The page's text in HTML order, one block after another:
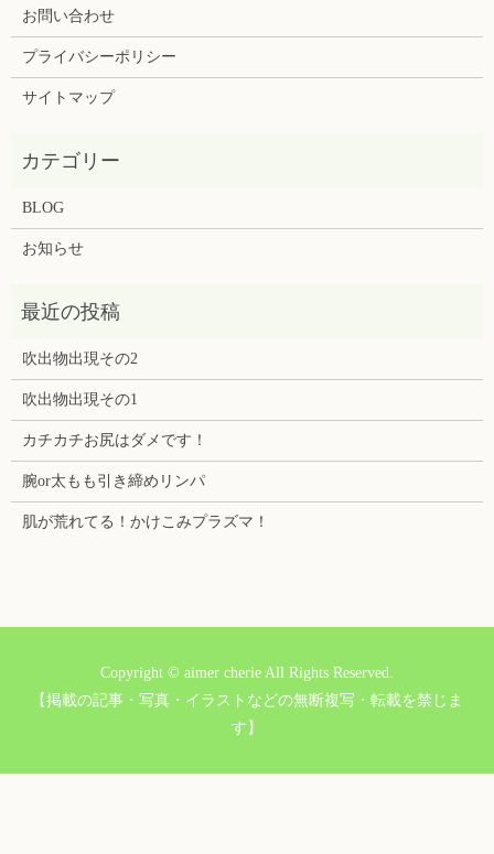
お問い合わせ
プライバシーポリシー
サイトマップ
BLOG
お知らせ
吹出物出現その2
吹出物出現その1
カチカチお尻はダメです！
腕or太もも引き締めリンパ
肌が荒れてる！かけこみプラズマ！
Copyright © aimer cherie All Rights Reserved.
【掲載の記事・写真・イラストなどの無断複写・転載を禁じま
す】